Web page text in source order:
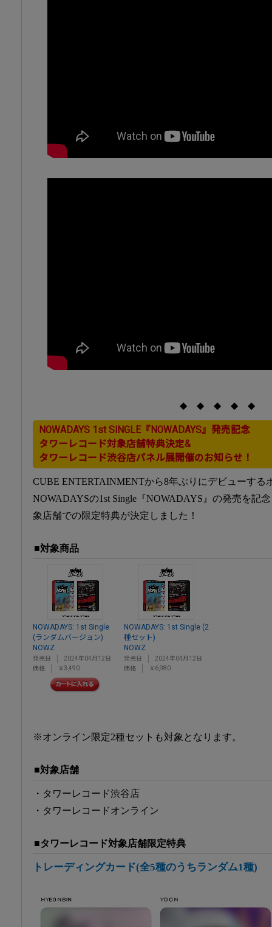
◆ ◆ ◆ ◆ ◆
NOWADAYS 1st SINGLE『NOWADAYS』発売記念
タワーレコード対象店舗特典決定&
タワーレコード渋谷店パネル展開催のお知らせ！
CUBE ENTERTAINMENTから8年ぶりにデビューする
NOWADAYSの1st Single『NOWADAYS』の発売を記
象店舗での限定特典が決定しました！
■対象商品
NOWADAYS: 1st Single
(ランダムバージョン)
NOWZ
発売日
2024年04月12日
価格
￥3,490
NOWADAYS: 1st Single (2
種セット)
NOWZ
発売日
2024年04月12日
価格
￥6,980
※オンライン限定2種セットも対象となります。
■対象店舗
・タワーレコード渋谷店
・タワーレコードオンライン
■タワーレコード対象店舗限定特典
トレーディングカード(全5種のうちランダム1種)